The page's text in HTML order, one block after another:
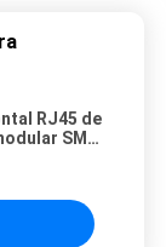
RJ45 de
SMT